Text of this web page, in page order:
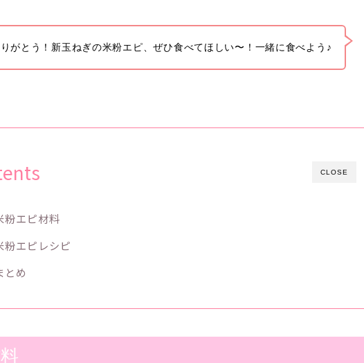
がとう！新玉ねぎの米粉エピ、ぜひ食べてほしい〜！一緒に食べよう♪
CLOSE
粉エピ材料
粉エピレシピ
とめ